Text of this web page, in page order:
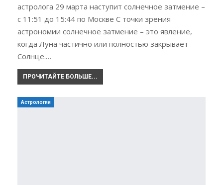
астролога 29 марта наступит солнечное затмение –
с 11:51 до 15:44 по Москве С точки зрения
астрономии солнечное затмение – это явление,
когда Луна частично или полностью закрывает
Солнце.…
ПРОЧИТАЙТЕ БОЛЬШЕ...
Астрология